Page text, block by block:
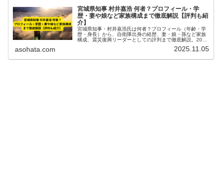
宮城県知事 村井嘉浩 何者？プロフィール・学
歴・妻や娘など家族構成まで徹底解説【評判も紹
介】
宮城県知事・村井嘉浩氏は何者？プロフィール（年齢・学
歴・身長）から、自衛隊出身の経歴、妻・娘・孫など家族
構成、震災復興リーダーとしての評判まで徹底解説。2025
asohata.com 2025.11.05